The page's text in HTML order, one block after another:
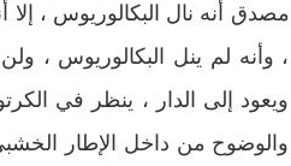
مصدق أنه نال البكالوريوس ،
، وأنه لم ينل البكالوريوس ،
ويعود إلى الدار ، ينظر في
والوضوح من داخل الإطار